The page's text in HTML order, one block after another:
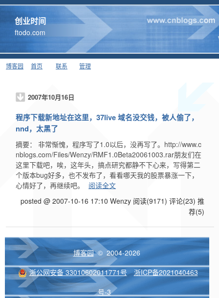
创业时间
ftodo.com
博客园 首页 联系 管理
2007年10月16日
程序下载新地址在这里，37live 域名没交钱，被人偷了，
nnd，太黑了
摘要： 非常惭愧，程序写了1.0以后，没再写了。http://www.c
nblogs.com/Files/Wenzy/RMF1.0Beta20061003.rar朋友们在
这里下载吧，唉，这年头，搞点研究都静不下心来，写得第二
个版本bug好多，也不发布了，看看哪天我的股票暴涨一下，
心情好了，再继续吧。
阅读全文
posted @ 2007-10-16 17:10 Wenzy 阅读(9171) 评论(23) 推
荐(5)
博客园© 2004-2026
浙公网安备 33010602011771号
浙ICP备2021040463
号-3